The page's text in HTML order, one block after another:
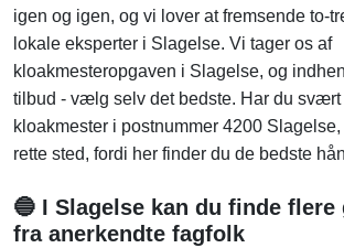
igen og igen, og vi lover at fremsende to-
lokale eksperter i Slagelse. Vi tager os af
kloakmesteropgaven i Slagelse, og
tilbud - vælg selv det bedste. Har du svært
kloakmester i postnummer 4200
rette sted, fordi her finder du de bedste
🔵 I Slagelse kan du finde
fra anerkendte fagfolk